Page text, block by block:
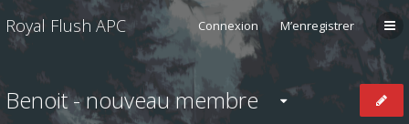
Royal Flush APC Connexion M’enregistrer
Benoit - nouveau membre